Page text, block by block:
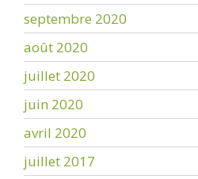
septembre 2020
août 2020
juillet 2020
juin 2020
avril 2020
juillet 2017